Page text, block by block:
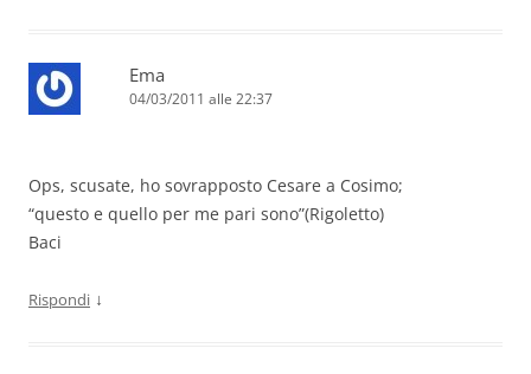
Ema
04/03/2011 alle 22:37
Ops, scusate, ho sovrapposto Cesare a Cosimo;
“questo e quello per me pari sono”(Rigoletto)
Baci
Rispondi ↓